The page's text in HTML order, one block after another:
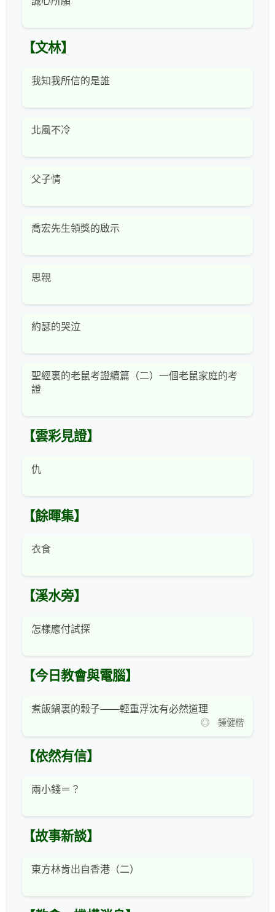
【文林】
我知我所信的是誰
北風不冷
父子情
喬宏先生領獎的啟示
思親
約瑟的哭泣
聖經裏的老鼠考證續篇（二）一個老鼠家庭的考
證
【雲彩見證】
仇
【餘暉集】
衣食
【溪水旁】
怎樣應付試探
【今日教會與電腦】
煮飯鍋裏的榖子——輕重浮沈有必然道理
◎ 鍾健楷
【依然有信】
兩小錢＝？
【故事新談】
東方林肯出自香港（二）